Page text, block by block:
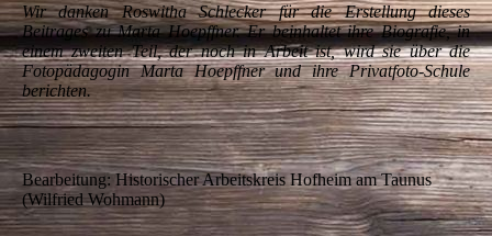
Wir danken Roswitha Schlecker für die Erstellung dieses
Beitrages zu Marta Hoepffner. Er beinhaltet ihre Biografie, in
einem zweiten Teil, der noch in Arbeit ist, wird sie über die
Fotopädagogin Marta Hoepffner und ihre Privatfoto-Schule
berichten.
Bearbeitung: Historischer Arbeitskreis Hofheim am Taunus
(Wilfried Wohmann)